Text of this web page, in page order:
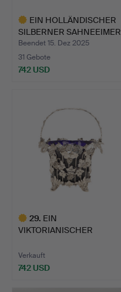
EIN HOLLÄNDISCHER
SILBERNER SAHNEEIMER
MIT…
Beendet 15. Dez 2025
31 Gebote
742 USD
29. EIN
VIKTORIANISCHER
ZUCKERKORB.
Verkauft
742 USD